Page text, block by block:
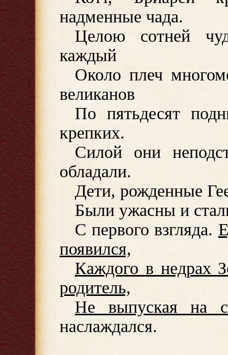
надменные чада.
Целою сотней
каждый
Около плеч
великанов
По пятьдесят
крепких.
Силой они
обладали.
Дети, рожденные
Были ужасны и
С первого взгляда.
появился,
Каждого в недрах
родитель,
Не выпуская на
наслаждался.